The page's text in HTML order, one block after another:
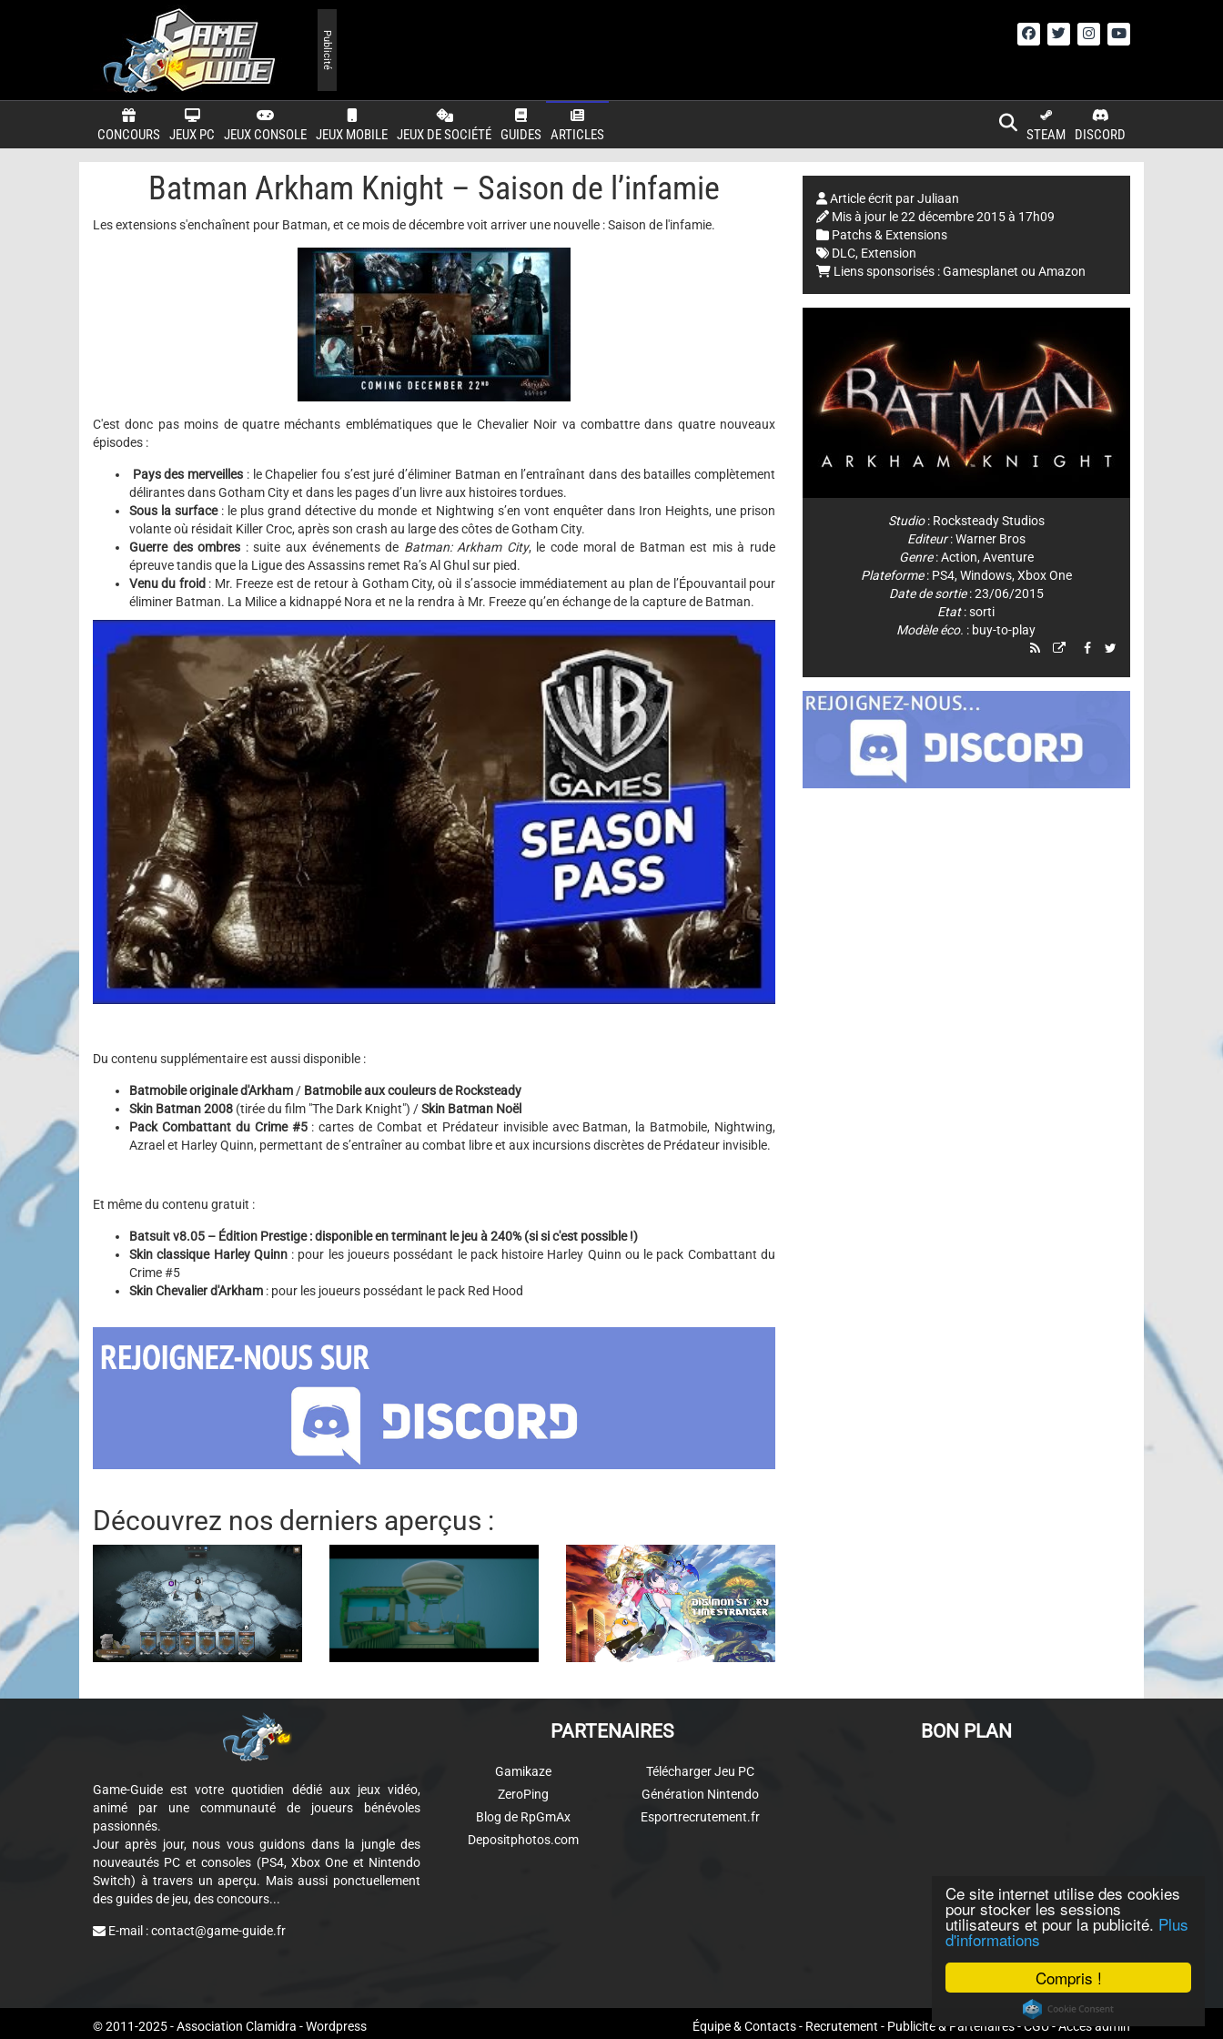
Compris !
Ce site internet utilise des cookies
pour stocker les sessions
utilisateurs et pour la publicité. Plus
d'informations
Cookie Consent plugin for the EU cookie law
CONCOURS JEUX PC JEUX CONSOLE JEUX MOBILE JEUX DE SOCIÉTÉ GUIDES ARTICLES DISCORD
STEAM
Publicité
Batman Arkham Knight – Saison de l’infamie
Les extensions s'enchaînent pour Batman, et ce mois de décembre voit arriver une nouvelle : Saison de l'infamie.
C'est donc pas moins de quatre méchants emblématiques que le Chevalier Noir va combattre dans quatre nouveaux
épisodes :
Pays des merveilles : le Chapelier fou s’est juré d’éliminer Batman en l’entraînant dans des batailles complètement
délirantes dans Gotham City et dans les pages d’un livre aux histoires tordues.
Sous la surface : le plus grand détective du monde et Nightwing s’en vont enquêter dans Iron Heights, une prison
volante où résidait Killer Croc, après son crash au large des côtes de Gotham City.
Guerre des ombres : suite aux événements de Batman: Arkham City, le code moral de Batman est mis à rude
épreuve tandis que la Ligue des Assassins remet Ra’s Al Ghul sur pied.
Venu du froid : Mr. Freeze est de retour à Gotham City, où il s’associe immédiatement au plan de l’Épouvantail pour
éliminer Batman. La Milice a kidnappé Nora et ne la rendra à Mr. Freeze qu’en échange de la capture de Batman.
Du contenu supplémentaire est aussi disponible :
Batmobile originale d'Arkham / Batmobile aux couleurs de Rocksteady
Skin Batman 2008 (tirée du film "The Dark Knight") /Skin Batman Noël
Pack Combattant du Crime #5: cartes de Combat et Prédateur invisible avec Batman, la Batmobile, Nightwing,
Azrael et Harley Quinn, permettant de s’entraîner au combat libre et aux incursions discrètes de Prédateur invisible.
Et même du contenu gratuit :
Batsuit v8.05 – Édition Prestige : disponible en terminant le jeu à 240% (si si c'est possible !)
Skin classique Harley Quinn: pour les joueurs possédant le pack histoire Harley Quinn ou le pack Combattant du
Crime #5
Skin Chevalier d'Arkham : pour les joueurs possédant le pack Red Hood
Découvrez nos derniers aperçus :
Article écrit parJuliaan
Mis à jour le22 décembre 2015 à 17h09
Patchs & Extensions
DLC, Extension
Liens sponsorisés :Gamesplanet ou Amazon
Studio: Rocksteady Studios
Editeur:Warner Bros
Genre:Action, Aventure
Plateforme: PS4, Windows, Xbox One
Date de sortie: 23/06/2015
Etat: sorti
Modèle éco. : buy-to-play
Game-Guide est votre quotidien dédié aux jeux vidéo,
animé par une communauté de joueurs bénévoles
passionnés.
Jour après jour, nous vous guidons dans la jungle des
nouveautés PC et consoles (PS4, Xbox One et Nintendo
Switch) à travers un aperçu. Mais aussi ponctuellement
des guides de jeu, des concours...
E-mail :contact@game-guide.fr
PARTENAIRES
Gamikaze
ZeroPing
Blog de RpGmAx
Depositphotos.com
Télécharger Jeu PC
Génération Nintendo
Esportrecrutement.fr
BON PLAN
© 2011-2025 - Association Clamidra -Wordpress Équipe & Contacts- Recrutement - Publicité & Partenaires-CGU-Accès admin